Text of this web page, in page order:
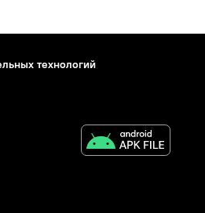
технологий